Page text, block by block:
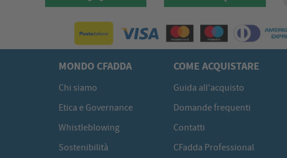
MONDO CFADDA
Chi siamo
Etica e Governance
Whistleblowing
Sostenibilità
COME ACQUISTARE
Guida all'acquisto
Domande frequenti
Contatti
CFadda Professional